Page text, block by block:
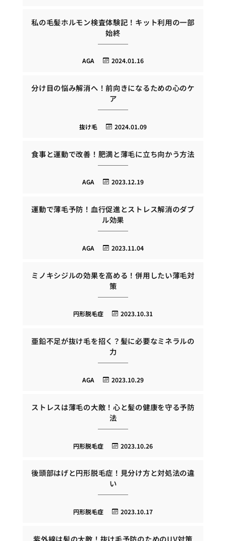
私の毛髪ホルモン検査体験記！キット利用の一部
始終
2024.01.16
AGA
分け目の悩み解消へ！前向きになるための心のケ
ア
2024.01.09
抜け毛
食事と運動で改善！肥満と薄毛に立ち向かう方法
2023.12.19
AGA
運動で薄毛予防！血行促進とストレス解消のダブ
ル効果
2023.11.04
AGA
ミノキシジルの効果を高める！併用したい薄毛対
策
2023.10.31
円形脱毛症
亜鉛不足が抜け毛を招く？髪に必要なミネラルの
力
2023.10.29
AGA
ストレスは薄毛の大敵！心と髪の健康を守る予防
法
2023.10.26
円形脱毛症
後頭部はげと円形脱毛症！見分け方と対処法の違
い
2023.10.17
円形脱毛症
紫外線は髪の大敵！抜け毛予防のためのUV対策